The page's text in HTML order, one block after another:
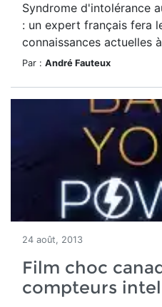
Syndrome d'intolérance
: un expert français fera
connaissances actuelles
Par : André Fauteux
24 août, 2013
Film choc
compteurs